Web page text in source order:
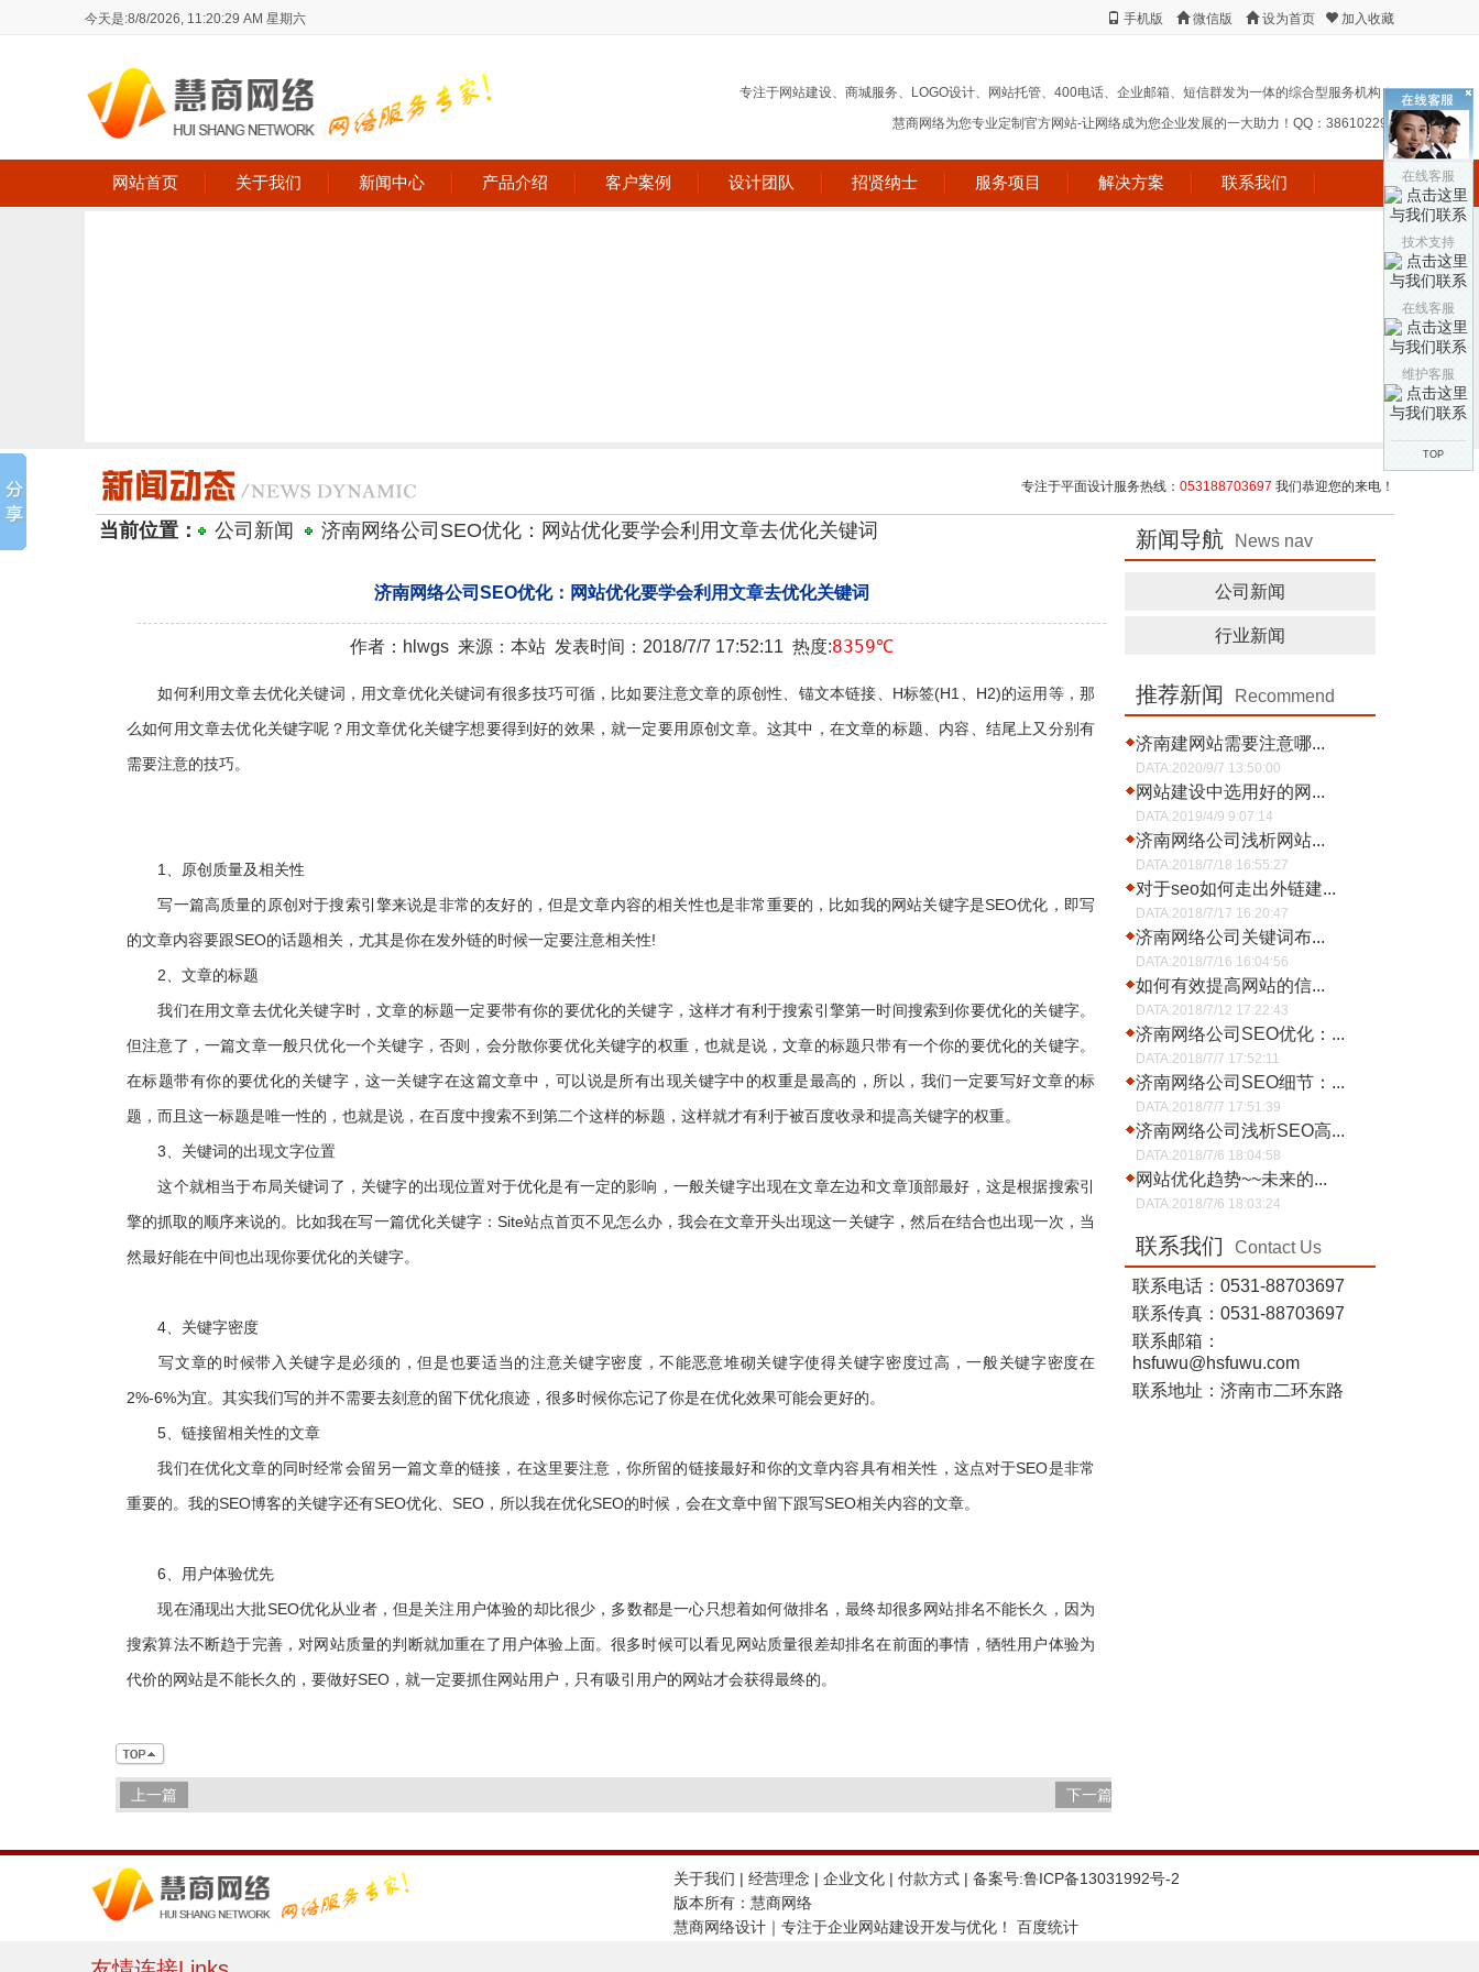
今天是:8/8/2026, 11:20:30 AM 星期六 手机版 微信版 设为首页 加入收藏
专注于网站建设、商城服务、LOGO设计、网站托管、400电话、企业邮箱、短信群发为一体的综合型服务机构！
慧商网络为您专业定制官方网站-让网络成为您企业发展的一大助力！QQ：38610229 !
网站首页 关于我们 新闻中心 产品介绍 客户案例 设计团队 招贤纳士 服务项目 解决方案 联系我们
专注于平面设计服务热线： 053188703697 我们恭迎您的来电！
当前位置： 公司新闻 济南网络公司SEO优化：网站优化要学会利用文章去优化关键词
济南网络公司SEO优化：网站优化要学会利用文章去优化关键词
作者：hlwgs 来源：本站 发表时间：2018/7/7 17:52:11 热度:8359℃
如何利用文章去优化关键词，用文章优化关键词有很多技巧可循，比如要注意文章的原创性、锚文本链接、H标签(H1、H2)的运用等，那
么如何用文章去优化关键字呢？用文章优化关键字想要得到好的效果，就一定要用原创文章。这其中，在文章的标题、内容、结尾上又分别有
需要注意的技巧。
1、原创质量及相关性
写一篇高质量的原创对于搜索引擎来说是非常的友好的，但是文章内容的相关性也是非常重要的，比如我的网站关键字是SEO优化，即写
的文章内容要跟SEO的话题相关，尤其是你在发外链的时候一定要注意相关性!
2、文章的标题
我们在用文章去优化关键字时，文章的标题一定要带有你的要优化的关键字，这样才有利于搜索引擎第一时间搜索到你要优化的关键字。
但注意了，一篇文章一般只优化一个关键字，否则，会分散你要优化关键字的权重，也就是说，文章的标题只带有一个你的要优化的关键字。
在标题带有你的要优化的关键字，这一关键字在这篇文章中，可以说是所有出现关键字中的权重是最高的，所以，我们一定要写好文章的标
题，而且这一标题是唯一性的，也就是说，在百度中搜索不到第二个这样的标题，这样就才有利于被百度收录和提高关键字的权重。
3、关键词的出现文字位置
这个就相当于布局关键词了，关键字的出现位置对于优化是有一定的影响，一般关键字出现在文章左边和文章顶部最好，这是根据搜索引
擎的抓取的顺序来说的。比如我在写一篇优化关键字：Site站点首页不见怎么办，我会在文章开头出现这一关键字，然后在结合也出现一次，当
然最好能在中间也出现你要优化的关键字。
4、关键字密度
写文章的时候带入关键字是必须的，但是也要适当的注意关键字密度，不能恶意堆砌关键字使得关键字密度过高，一般关键字密度在
2%-6%为宜。其实我们写的并不需要去刻意的留下优化痕迹，很多时候你忘记了你是在优化效果可能会更好的。
5、链接留相关性的文章
我们在优化文章的同时经常会留另一篇文章的链接，在这里要注意，你所留的链接最好和你的文章内容具有相关性，这点对于SEO是非常
重要的。我的SEO博客的关键字还有SEO优化、SEO，所以我在优化SEO的时候，会在文章中留下跟写SEO相关内容的文章。
6、用户体验优先
现在涌现出大批SEO优化从业者，但是关注用户体验的却比很少，多数都是一心只想着如何做排名，最终却很多网站排名不能长久，因为
搜索算法不断趋于完善，对网站质量的判断就加重在了用户体验上面。很多时候可以看见网站质量很差却排名在前面的事情，牺牲用户体验为
代价的网站是不能长久的，要做好SEO，就一定要抓住网站用户，只有吸引用户的网站才会获得最终的。
上一篇 下一篇
新闻导航 News nav
公司新闻
行业新闻
推荐新闻 Recommend
济南建网站需要注意哪...
DATA:2020/9/7 13:50:00
网站建设中选用好的网...
DATA:2019/4/9 9:07:14
济南网络公司浅析网站...
DATA:2018/7/18 16:55:27
对于seo如何走出外链建...
DATA:2018/7/17 16:20:47
济南网络公司关键词布...
DATA:2018/7/16 16:04:56
如何有效提高网站的信...
DATA:2018/7/12 17:22:43
济南网络公司SEO优化：...
DATA:2018/7/7 17:52:11
济南网络公司SEO细节：...
DATA:2018/7/7 17:51:39
济南网络公司浅析SEO高...
DATA:2018/7/6 18:04:58
网站优化趋势~~未来的...
DATA:2018/7/6 18:03:24
联系我们 Contact Us
联系电话：0531-88703697
联系传真：0531-88703697
联系邮箱：
hsfuwu@hsfuwu.com
联系地址：济南市二环东路
关于我们 | 经营理念 | 企业文化 | 付款方式 | 备案号:鲁ICP备13031992号-2
版本所有：慧商网络
慧商网络设计｜专注于企业网站建设开发与优化！ 百度统计
在线客服
技术支持
在线客服
维护客服
TOP